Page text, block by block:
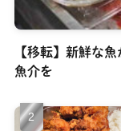
【移転】新鮮な
魚介を